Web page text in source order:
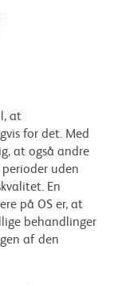
at
for det. Med
at også andre
uden
En
på OS er, at
behandlinger
af den